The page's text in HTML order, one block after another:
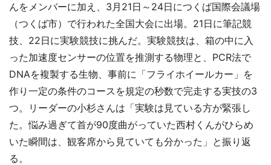
んをメンバーに加え、3月21日～24日につくば国際会議場
（つくば市）で行われた全国大会に出場。21日に筆記競
技、22日に実験競技に挑んだ。実験競技は、箱の中に入
った加速度センサーの位置を推測する物理と、PCR法で
DNAを複製する生物、事前に「フライホイールカー」を
作り一定の条件のコースを規定の秒数で完走する実技の3
つ。リーダーの小杉さんは「実験は見ている方が緊張し
た。悩み過ぎて首が90度曲がっていた西村くんがひらめ
いた瞬間は、観客席から見ていても分かった」と振り返
る。